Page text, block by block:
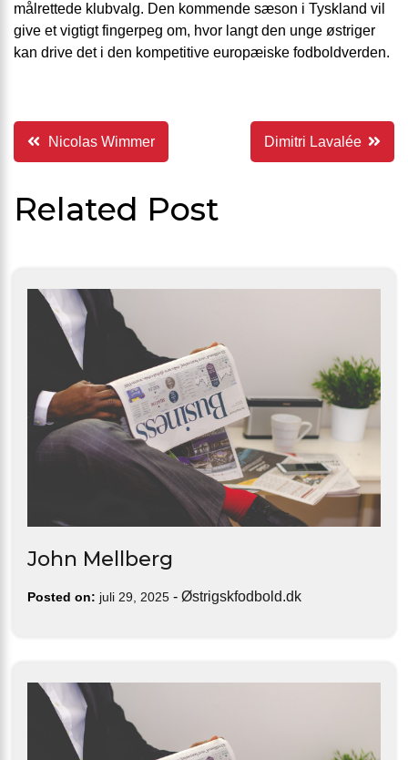
målrettede klubvalg. Den kommende sæson i Tyskland vil
give et vigtigt fingerpeg om, hvor langt den unge østriger
kan drive det i den kompetitive europæiske fodboldverden.
Indlægsnavigation
Nicolas Wimmer Dimitri Lavalée
Related Post
John Mellberg
Posted on: juli 29, 2025 - Østrigskfodbold.dk